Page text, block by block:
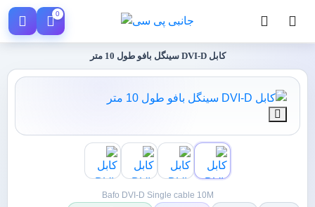
0
کابل DVI-D سینگل بافو طول 10 متر
Bafo DVI-D Single cable 10M